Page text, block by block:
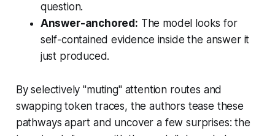
question.
Answer-anchored: The model looks for
self-contained evidence inside the answer it
just produced.
By selectively "muting" attention routes and
swapping token traces, the authors tease these
pathways apart and uncover a few surprises: the